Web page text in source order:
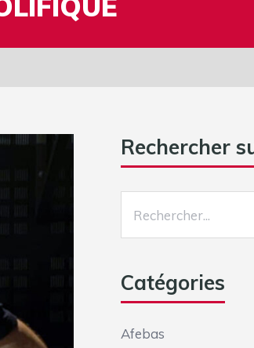
Rechercher
Catégories
Afebas